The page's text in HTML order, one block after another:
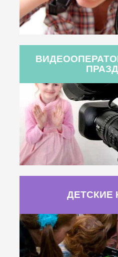
ДЕТСКИЕ